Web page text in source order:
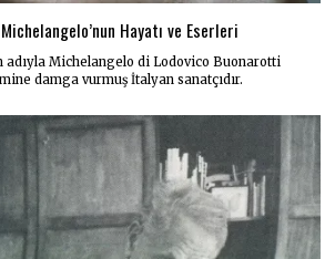
Hayatı ve Eserleri
adıyla Michelangelo di Lodovico Buonarotti
damga vurmuş İtalyan sanatçıdır.